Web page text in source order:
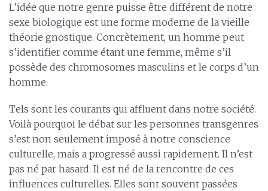
L’idée que notre genre puisse être différent de notre
sexe biologique est une forme moderne de la vieille
théorie gnostique. Concrètement, un homme peut
s’identifier comme étant une femme, même s’il
possède des chromosomes masculins et le corps d’un
homme.
Tels sont les courants qui affluent dans notre société.
Voilà pourquoi le débat sur les personnes transgenres
s’est non seulement imposé à notre conscience
culturelle, mais a progressé aussi rapidement. Il n’est
pas né par hasard. Il est né de la rencontre de ces
influences culturelles. Elles sont souvent passées